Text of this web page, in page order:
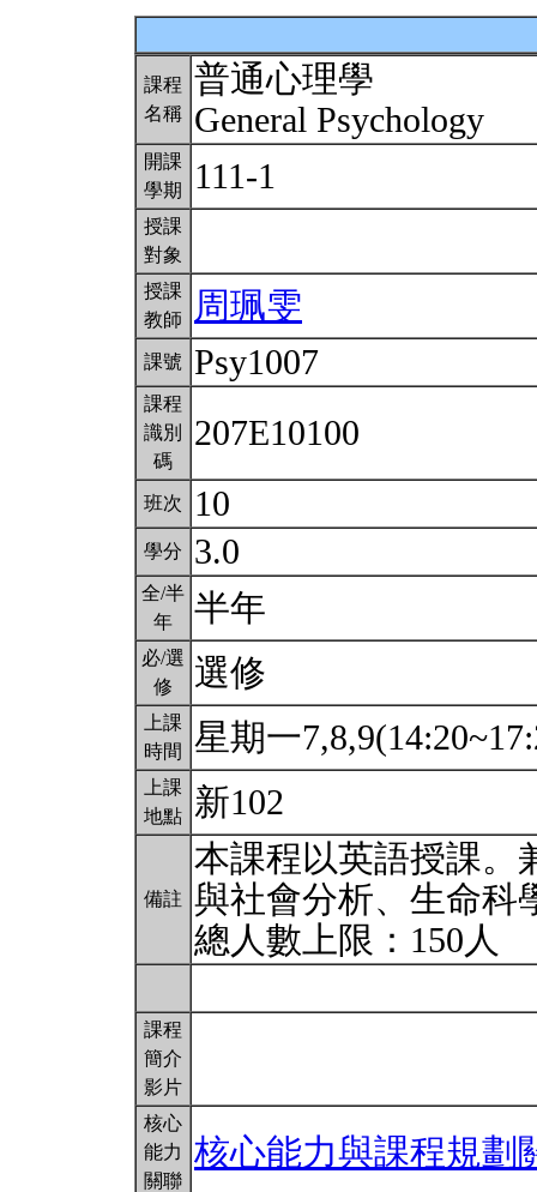
課程
名稱
普通心理學
General Psychology
開課
學期
111-1
授課
對象
授課
教師
周珮雯
課號 Psy1007
課程
識別
碼
207E10100
班次 10
學分 3.0
全/半
年
半年
必/選
修
選修
上課
時間
星期一
上課
地點
新102
備註
本課程以英語授課。
與社會分析、生命科
總人數上限：150人
課程
簡介
影片
核心
能力
關聯
核心能力與課程規劃